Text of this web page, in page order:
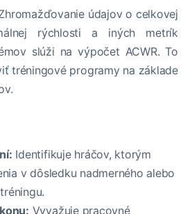
údajov o celkovej
rýchlosti a iných metrík
slúži na výpočet ACWR. To
tréningové programy na základe
Identifikuje hráčov, ktorým
v dôsledku nadmerného alebo
Vyvažuje pracovné